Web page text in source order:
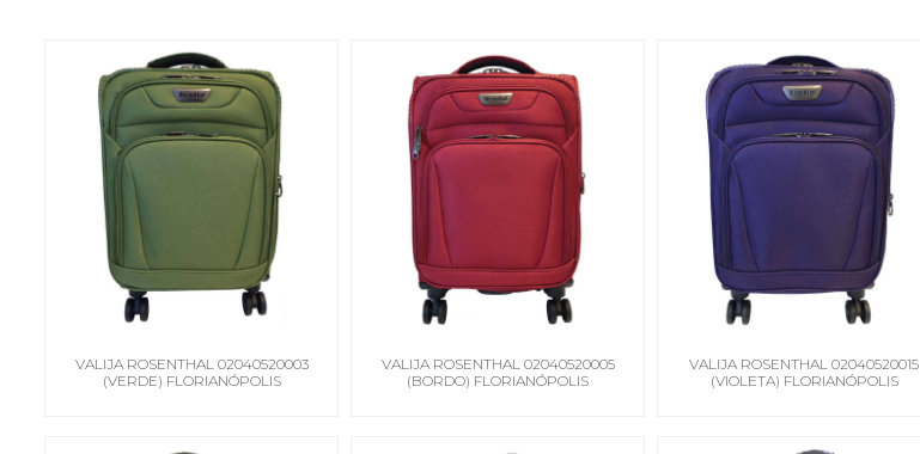
VALIJA ROSENTHAL 02040520003
(VERDE) FLORIANÓPOLIS
VALIJA ROSENTHAL 02040520005
(BORDO) FLORIANÓPOLIS
VALIJA ROSENTHAL 02040520015
(VIOLETA) FLORIANÓPOLIS